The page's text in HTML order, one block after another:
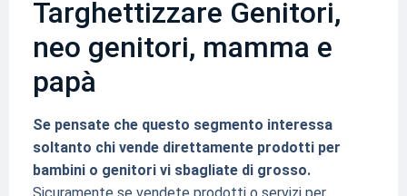
Targhettizzare Genitori,
neo genitori, mamma e
papà
Se pensate che questo segmento interessa
soltanto chi vende direttamente prodotti per
bambini o genitori vi sbagliate di grosso.